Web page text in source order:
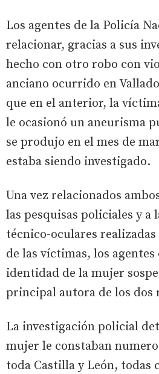
Los agentes de la Policía
relacionar, gracias a sus
hecho con otro robo con
anciano ocurrido en
que en el anterior, la
le ocasionó un aneurisma
se produjo en el mes de
estaba siendo investigado.
Una vez relacionados
las pesquisas policiales y a
técnico-oculares
de las víctimas, los
identidad de la mujer
principal autora de los dos
La investigación policial
mujer le constaban
toda Castilla y León, todas